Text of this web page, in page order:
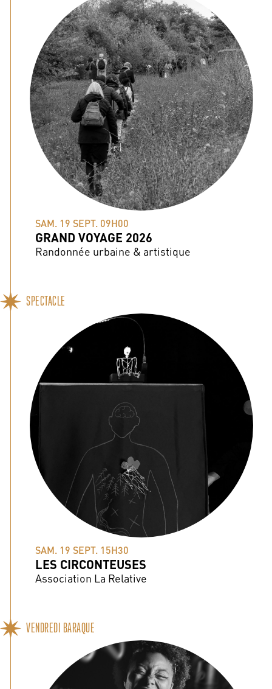
SAM. 19 SEPT. 09H00
GRAND VOYAGE 2026
Randonnée urbaine & artistique
SPECTACLE
SAM. 19 SEPT. 15H30
LES CIRCONTEUSES
Association La Relative
VENDREDI BARAQUE